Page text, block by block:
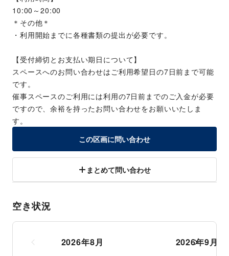
10:00～20:00
＊その他＊
・利用開始までに各種書類の提出が必要です。
【受付締切とお支払い期日について】
スペースへのお問い合わせはご利用希望日の7日前まで可能
です。
催事スペースのご利用には利用の7日前までのご入金が必要
ですので、余裕を持ったお問い合わせをお願いいたしま
す。
この区画に問い合わせ
まとめて問い合わせ
空き状況
2026年8月 2026年9月